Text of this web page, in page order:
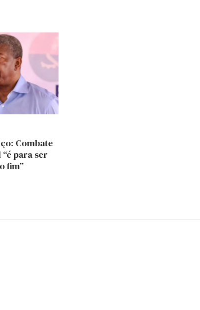
Combate
“é para ser
fim”